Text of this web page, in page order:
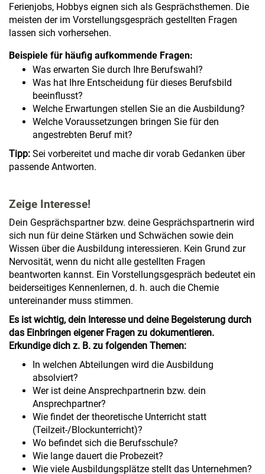
Ferienjobs, Hobbys eignen sich als Gesprächsthemen. Die
meisten der im Vorstellungsgespräch gestellten Fragen
lassen sich vorhersehen.
Beispiele für häufig aufkommende Fragen:
Was erwarten Sie durch Ihre Berufswahl?
Was hat Ihre Entscheidung für dieses Berufsbild
beeinflusst?
Welche Erwartungen stellen Sie an die Ausbildung?
Welche Voraussetzungen bringen Sie für den
angestrebten Beruf mit?
Tipp: Sei vorbereitet und mache dir vorab Gedanken über
passende Antworten.
Zeige Interesse!
Dein Gesprächspartner bzw. deine Gesprächspartnerin wird
sich nun für deine Stärken und Schwächen sowie dein
Wissen über die Ausbildung interessieren. Kein Grund zur
Nervosität, wenn du nicht alle gestellten Fragen
beantworten kannst. Ein Vorstellungsgespräch bedeutet ein
beiderseitiges Kennenlernen, d. h. auch die Chemie
untereinander muss stimmen.
Es ist wichtig, dein Interesse und deine Begeisterung durch
das Einbringen eigener Fragen zu dokumentieren.
Erkundige dich z. B. zu folgenden Themen:
In welchen Abteilungen wird die Ausbildung
absolviert?
Wer ist deine Ansprechpartnerin bzw. dein
Ansprechpartner?
Wie findet der theoretische Unterricht statt
(Teilzeit-/Blockunterricht)?
Wo befindet sich die Berufsschule?
Wie lange dauert die Probezeit?
Wie viele Ausbildungsplätze stellt das Unternehmen?